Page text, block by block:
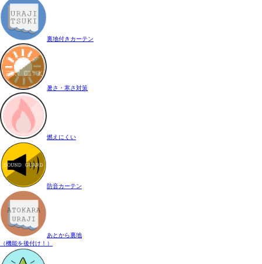
裏地付きカーテン
暑さ・寒さ対策
燃えにくい
防音カーテン
あとから裏地
（機能を後付け！）